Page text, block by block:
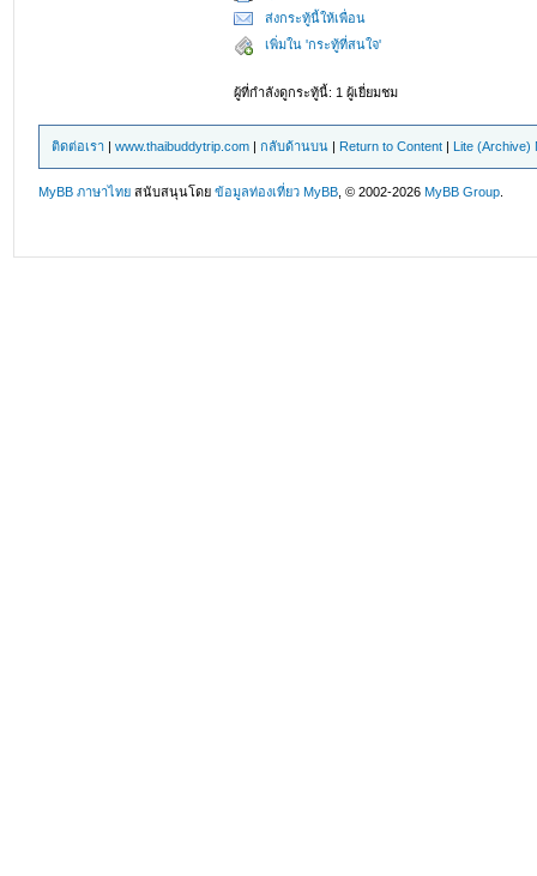
ส่งกระทู้นี้ให้เพื่อน
เพิ่มใน 'กระทู้ที่สนใจ'
ผู้ที่กำลังดูกระทู้นี้: 1 ผู้เยี่ยมชม
ติดต่อเรา |www.thaibuddytrip.com |กลับด้านบน | Return to Content | Lite (Archive)
MyBB ภาษาไทย สนับสนุนโดยข้อมูลท่องเที่ยว MyBB , © 2002-2026MyBB Group